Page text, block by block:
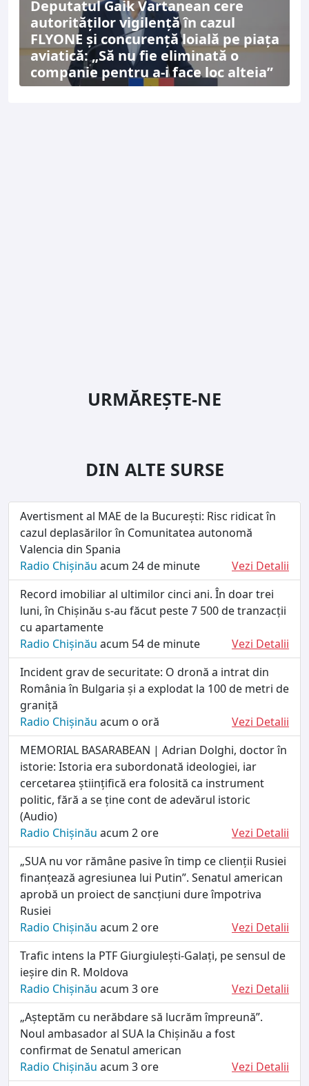
Deputatul Gaik Vartanean cere
autorităților vigilență în cazul
FLYONE și concurență loială pe piața
aviatică: „Să nu fie eliminată o
companie pentru a-i face loc alteia”
URMĂREȘTE-NE
DIN ALTE SURSE
Avertisment al MAE de la București: Risc ridicat în
cazul deplasărilor în Comunitatea autonomă
Valencia din Spania
Radio Chișinău acum 24 de minute
Vezi Detalii
Record imobiliar al ultimilor cinci ani. În doar trei
luni, în Chișinău s-au făcut peste 7 500 de tranzacții
cu apartamente
Radio Chișinău acum 54 de minute
Vezi Detalii
Incident grav de securitate: O dronă a intrat din
România în Bulgaria și a explodat la 100 de metri de
graniță
Radio Chișinău acum o oră
Vezi Detalii
MEMORIAL BASARABEAN | Adrian Dolghi, doctor în
istorie: Istoria era subordonată ideologiei, iar
cercetarea științifică era folosită ca instrument
politic, fără a se ține cont de adevărul istoric
(Audio)
Radio Chișinău acum 2 ore
Vezi Detalii
„SUA nu vor rămâne pasive în timp ce clienții Rusiei
finanțează agresiunea lui Putin”. Senatul american
aprobă un proiect de sancțiuni dure împotriva
Rusiei
Radio Chișinău acum 2 ore
Vezi Detalii
Trafic intens la PTF Giurgiulești-Galați, pe sensul de
ieșire din R. Moldova
Radio Chișinău acum 3 ore
Vezi Detalii
„Așteptăm cu nerăbdare să lucrăm împreună”.
Noul ambasador al SUA la Chișinău a fost
confirmat de Senatul american
Radio Chișinău acum 3 ore
Vezi Detalii